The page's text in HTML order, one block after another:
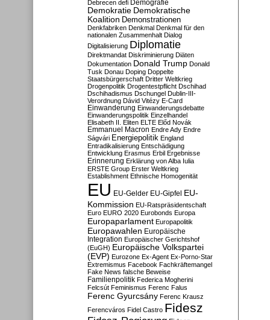
Debrecen defi Demografie
Demokratie Demokratische
Koalition Demonstrationen
Denkfabriken Denkmal Denkmal für den
nationalen Zusammenhalt Dialog
Digitalisierung Diplomatie
Direktmandat Diskriminierung Diäten
Dokumentation Donald Trump Donald
Tusk Donau Doping Doppelte
Staatsbürgerschaft Dritter Weltkrieg
Drogenpolitik Drogentestpflicht Dschihad
Dschihadismus Dschungel Dublin-III-
Verordnung Dávid Vitézy E-Card
Einwanderung Einwanderungsdebatte
Einwanderungspolitik Einzelhandel
Elisabeth II. Eliten ELTE Előd Novák
Emmanuel Macron Endre Ady Endre
Ságvári Energiepolitik England
Entradikalisierung Entschädigung
Entwicklung Erasmus Erbil Ergebnisse
Erinnerung Erklärung von Alba Iulia
ERSTE Group Erster Weltkrieg
Establishment Ethnische Homogenität
EU EU-Gelder EU-Gipfel EU-
Kommission EU-Ratspräsidentschaft
Euro EURO 2020 Eurobonds Europa
Europaparlament Europapolitik
Europawahlen Europäische
Integration Europäischer Gerichtshof
(EuGH) Europäische Volkspartei
(EVP) Eurozone Ex-Agent Ex-Porno-Star
Extremismus Facebook Fachkräftemangel
Fake News falsche Beweise
Familienpolitik Federica Mogherini
Felcsút Feminismus Ferenc Falus
Ferenc Gyurcsány Ferenc Krausz
Ferencváros Fidel Castro Fidesz